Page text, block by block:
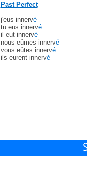
Past Perfect
j'eus innervé
tu eus innervé
il eut innervé
nous eûmes innervé
vous eûtes innervé
ils eurent innervé